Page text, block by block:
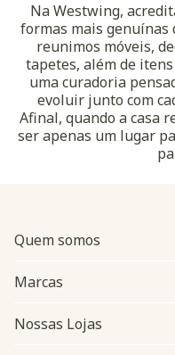
Na Westwing,
formas mais genuínas
reunimos móveis,
tapetes, além de
uma curadoria
evoluir junto com
Afinal, quando a casa
ser apenas um lugar
Quem somos
Marcas
Nossas Lojas